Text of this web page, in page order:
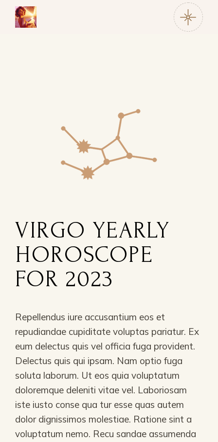
VIRGO YEARLY
HOROSCOPE
FOR 2023
Repellendus iure accusantium eos et
repudiandae cupiditate voluptas pariatur. Ex
eum delectus quis vel officia fuga provident.
Delectus quis qui ipsam. Nam optio fuga
soluta laborum. Ut eos quia voluptatum
doloremque deleniti vitae vel. Laboriosam
iste iusto conse qua tur esse quas autem
dolor dignissimos molestiae. Ratione sint a
voluptatum nemo. Recu sandae assumenda